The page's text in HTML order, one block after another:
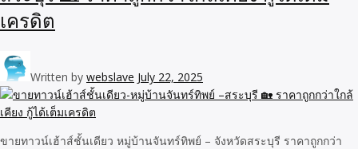
เครดิต
Written by webslave July 22, 2025
ขายทาวน์เฮ้าส์ชั้นเดียว หมู่บ้านจันทร์ทิพย์ – จังหวัดสระบุรี ราคาถูกกว่า